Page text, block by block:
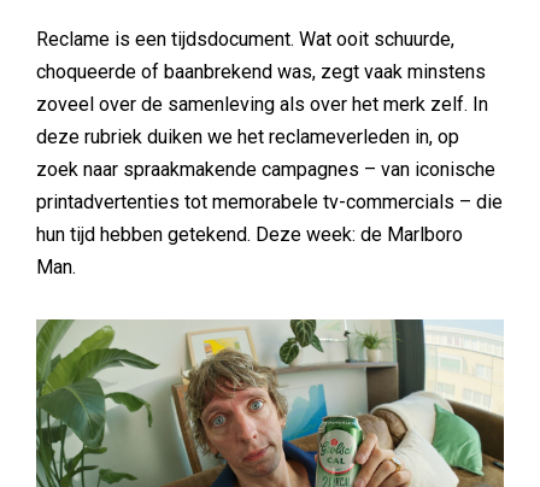
Reclame is een tijdsdocument. Wat ooit schuurde,
choqueerde of baanbrekend was, zegt vaak minstens
zoveel over de samenleving als over het merk zelf. In
deze rubriek duiken we het reclameverleden in, op
zoek naar spraakmakende campagnes – van iconische
printadvertenties tot memorabele tv-commercials – die
hun tijd hebben getekend. Deze week: de Marlboro
Man.